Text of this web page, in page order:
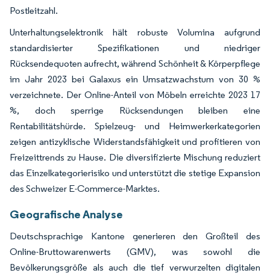
Postleitzahl.
Unterhaltungselektronik hält robuste Volumina aufgrund
standardisierter Spezifikationen und niedriger
Rücksendequoten aufrecht, während Schönheit & Körperpflege
im Jahr 2023 bei Galaxus ein Umsatzwachstum von 30 %
verzeichnete. Der Online-Anteil von Möbeln erreichte 2023 17
%, doch sperrige Rücksendungen bleiben eine
Rentabilitätshürde. Spielzeug- und Heimwerkerkategorien
zeigen antizyklische Widerstandsfähigkeit und profitieren von
Freizeittrends zu Hause. Die diversifizierte Mischung reduziert
das Einzelkategorierisiko und unterstützt die stetige Expansion
des Schweizer E-Commerce-Marktes.
Geografische Analyse
Deutschsprachige Kantone generieren den Großteil des
Online-Bruttowarenwerts (GMV), was sowohl die
Bevölkerungsgröße als auch die tief verwurzelten digitalen